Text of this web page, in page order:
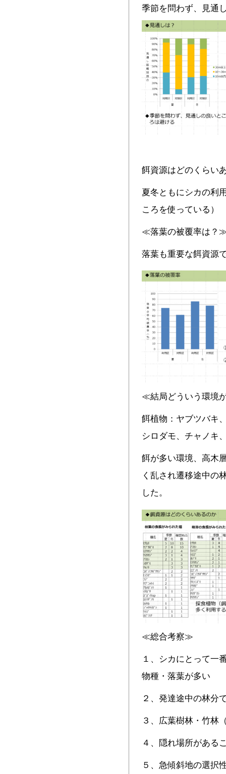
季節を問わず、見通
餌資源はどのくらい
夏冬ともにシカの利
ころを使っている）
≪落葉の被覆率は？
落葉も重要な餌資源
≪結局どういう環境
餌植物：ヤブツバキ
シロダモ、チャノキ
餌が多い環境、高木
く乱され遷移途中の
した。
≪総合考察≫
１、シカにとって一
物種・落葉が多い
２、発達途中の林分
３、広葉樹林・竹林
４、隠れ場所がある
５、急傾斜地の選択